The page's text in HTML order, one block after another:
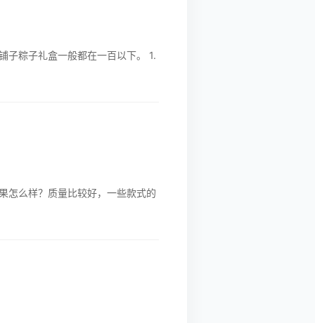
子粽子礼盒一般都在一百以下。 1.
怎么样？质量比较好，一些款式的